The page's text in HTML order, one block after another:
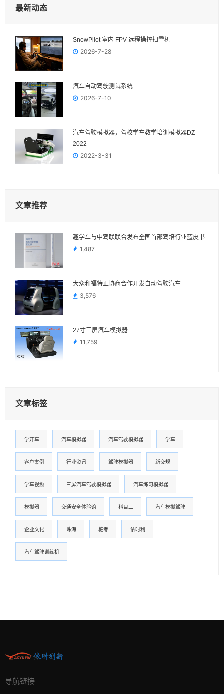
最新动态
SnowPilot 室内 FPV 远程操控扫雪机
2026-7-28
汽车自动驾驶测试系统
2026-7-10
汽车驾驶模拟器，驾校学车教学培训模拟器DZ-
2022
2022-3-31
文章推荐
趣学车与中驾联联合发布全国首部驾培行业蓝皮书
1,487
大众和福特正协商合作开发自动驾驶汽车
3,576
27寸三屏汽车模拟器
11,759
文章标签
学开车 汽车模拟器 汽车驾驶模拟器 学车
客户案例 行业资讯 驾驶模拟器 新交规
学车视频 三屏汽车驾驶模拟器 汽车练习模拟器
模拟器 交通安全体验馆 科目二 汽车模拟驾驶
企业文化 珠海 桩考 依时利
汽车驾驶训练机
导航链接